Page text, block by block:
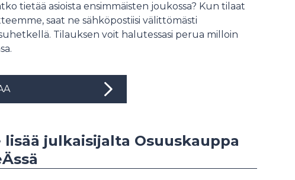
tietää asioista ensimmäisten joukossa? Kun tilaat
saat ne sähköpostiisi välittömästi
Tilauksen voit halutessasi perua milloin
lisää julkaisijalta Osuuskauppa